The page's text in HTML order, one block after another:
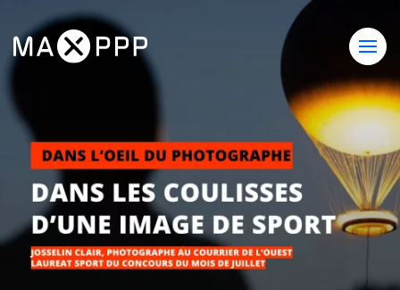
Skip to main content